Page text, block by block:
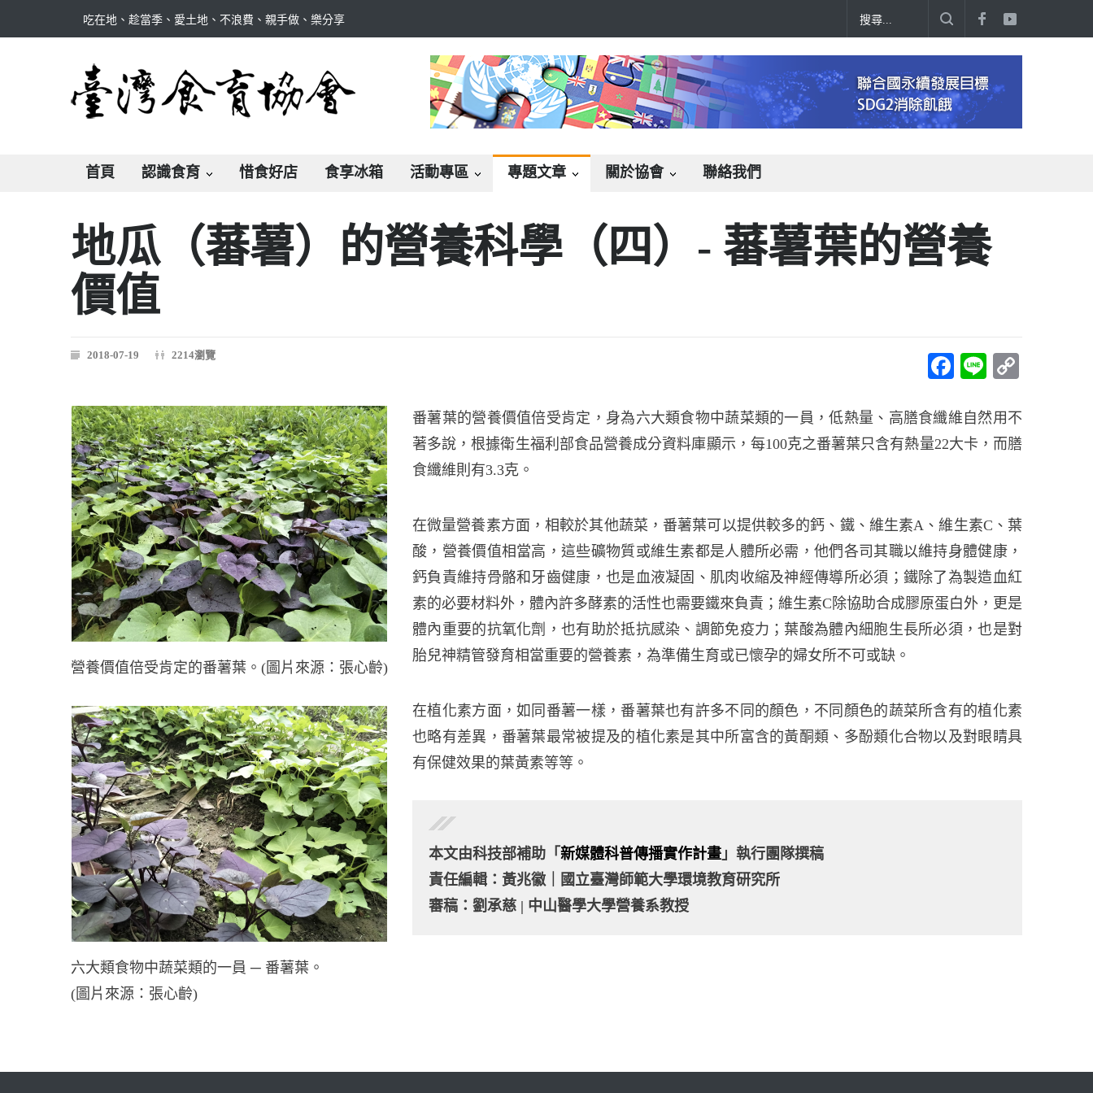
吃在地、趁當季、愛土地、不浪費、親手做、樂分享
首頁 認識食育 惜食好店 食享冰箱 活動專區 專題文章 關於協會 聯絡我們
地瓜（蕃薯）的營養科學（四）- 蕃薯葉的營養
價值
2018-07-19 2214瀏覽
Facebook
Line
營養價值倍受肯定的番薯葉。(圖片來源：張心齡)
六大類食物中蔬菜類的一員 ─ 番薯葉。
(圖片來源：張心齡)
番薯葉的營養價值倍受肯定，身為六大類食物中蔬菜類的一員，低熱量、高膳食纖維自然用不
著多說，根據衛生福利部食品營養成分資料庫顯示，每100克之番薯葉只含有熱量22大卡，而膳
食纖維則有3.3克。
在微量營養素方面，相較於其他蔬菜，番薯葉可以提供較多的鈣、鐵、維生素A、維生素C、葉
酸，營養價值相當高，這些礦物質或維生素都是人體所必需，他們各司其職以維持身體健康，
鈣負責維持骨骼和牙齒健康，也是血液凝固、肌肉收縮及神經傳導所必須；鐵除了為製造血紅
素的必要材料外，體內許多酵素的活性也需要鐵來負責；維生素C除協助合成膠原蛋白外，更是
體內重要的抗氧化劑，也有助於抵抗感染、調節免疫力；葉酸為體內細胞生長所必須，也是對
胎兒神精管發育相當重要的營養素，為準備生育或已懷孕的婦女所不可或缺。
在植化素方面，如同番薯一樣，番薯葉也有許多不同的顏色，不同顏色的蔬菜所含有的植化素
也略有差異，番薯葉最常被提及的植化素是其中所富含的黃酮類、多酚類化合物以及對眼睛具
有保健效果的葉黃素等等。
本文由科技部補助「 新媒體科普傳播實作計畫 」執行團隊撰稿
責任編輯：黃兆徽｜國立臺灣師範大學環境教育研究所
審稿：劉承慈 | 中山醫學大學營養系教授